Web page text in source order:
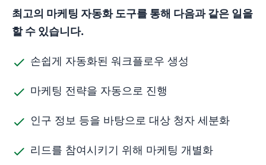
최고의 마케팅 자동화 도구를 통해 다음과 같은 일을
할 수 있습니다.
손쉽게 자동화된 워크플로우 생성
마케팅 전략을 자동으로 진행
인구 정보 등을 바탕으로 대상 청자 세분화
리드를 참여시키기 위해 마케팅 개별화